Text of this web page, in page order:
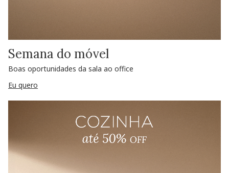
Semana do móvel
Boas oportunidades da sala ao office
Eu quero